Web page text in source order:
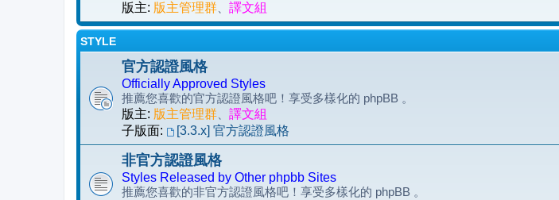
版主: 版主管理群、 譯文組
STYLE
官方認證風格
Officially Approved Styles
推薦您喜歡的官方認證風格吧！享受多樣化的 phpBB 。
版主: 版主管理群、 譯文組
子版面:
[3.3.x] 官方認證風格
非官方認證風格
Styles Released by Other phpbb Sites
推薦您喜歡的非官方認證風格吧！享受多樣化的 phpBB 。